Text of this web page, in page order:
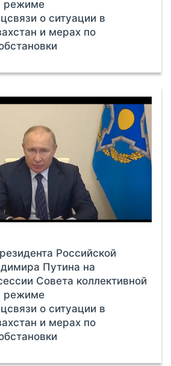
режиме
о ситуации в
и мерах по
Российской
Путина на
Совета коллективной
режиме
о ситуации в
и мерах по